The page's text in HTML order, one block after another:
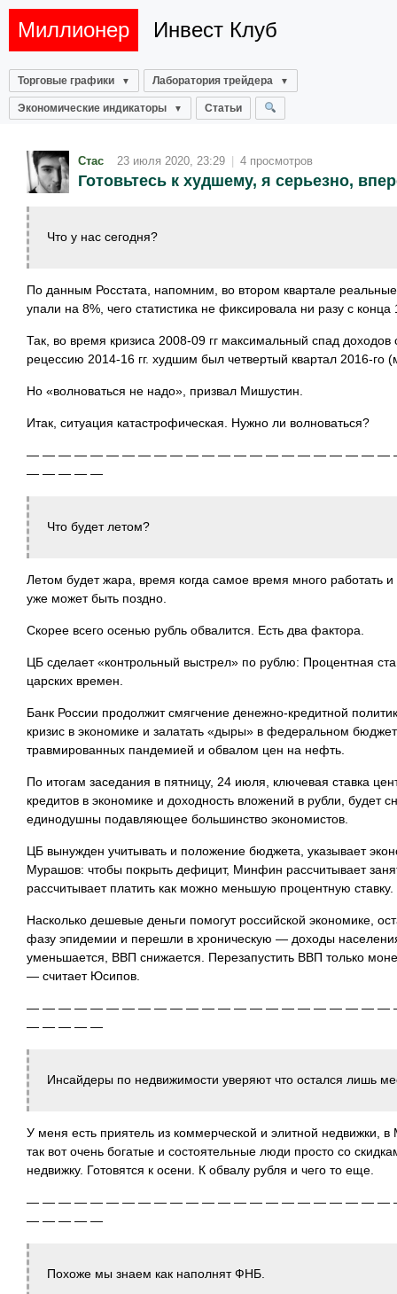
Миллионер Инвест Клуб
Торговые графики Лаборатория трейдера
Экономические индикаторы Статьи
Стас 23 июля 2020, 23:29 | 4 просмотров
Готовьтесь к худшему, я серьезно,
Что у нас сегодня?
По данным Росстата, напомним, во втором квартале
упали на 8%, чего статистика не фиксировала ни разу с конца
Так, во время кризиса 2008-09 гг максимальный спад
рецессию 2014-16 гг. худшим был четвертый квартал 2016-го
Но «волноваться не надо», призвал Мишустин.
Итак, ситуация катастрофическая. Нужно ли волноваться?
— — — — — — — — — — — — — — — — — — — — — —
— — — — —
Что будет летом?
Летом будет жара, время когда самое время много работать
уже может быть поздно.
Скорее всего осенью рубль обвалится. Есть два фактора.
ЦБ сделает «контрольный выстрел» по рублю: Процентная
царских времен.
Банк России продолжит смягчение денежно-кредитной
кризис в экономике и залатать «дыры» в федеральном
травмированных пандемией и обвалом цен на нефть.
По итогам заседания в пятницу, 24 июля, ключевая ставка
кредитов в экономике и доходность вложений в рубли, будет
единодушны подавляющее большинство экономистов.
ЦБ вынужден учитывать и положение бюджета, указывает
Мурашов: чтобы покрыть дефицит, Минфин рассчитывает
рассчитывает платить как можно меньшую процентную ставку.
Насколько дешевые деньги помогут российской экономике,
фазу эпидемии и перешли в хроническую — доходы
уменьшается, ВВП снижается. Перезапустить ВВП только
— считает Юсипов.
— — — — — — — — — — — — — — — — — — — — — —
— — — — —
Инсайдеры по недвижимости уверяют что остался лишь
У меня есть приятель из коммерческой и элитной недвижки,
так вот очень богатые и состоятельные люди просто со
недвижку. Готовятся к осени. К обвалу рубля и чего то еще.
— — — — — — — — — — — — — — — — — — — — — —
— — — — —
Похоже мы знаем как наполнят ФНБ.